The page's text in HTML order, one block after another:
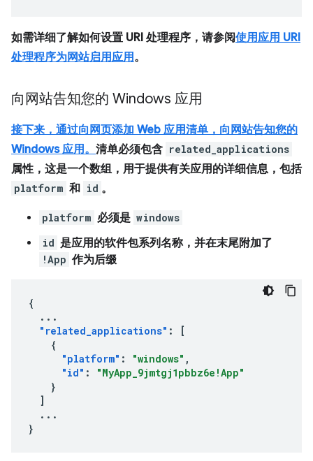
如需详细了解如何设置 URI 处理程序，请参阅使用应用 URI
处理程序为网站启用应用。
向网站告知您的 Windows 应用
接下来，通过向网页添加 Web 应用清单，向网站告知您的
Windows 应用。 清单必须包含 related_applications
属性，这是一个数组，用于提供有关应用的详细信息，包括
platform 和 id 。
platform 必须是 windows
id 是应用的软件包系列名称，并在末尾附加了
!App 作为后缀
{
...
"related_applications" :
[
{
"platform" : "windows" ,
"id" :
"MyApp_9jmtgj1pbbz6e!App"
}
]
...
}